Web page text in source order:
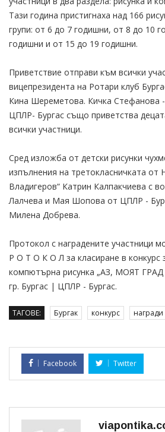
Тази година пристигнаха над 166
групи: от 6 до 7 годишни, от 8 до 10
годишни и от 15 до 19 годишни.
Приветствие отправи към всички
вицепрезидента на Ротари клуб
Кина Шереметова. Кичка Стефанова -
ЦПЛР- Бургас също приветства
всички участници.
Сред изложба от детски рисунки
изпълнения на третокласничката
Владигеров“ Катрин Калпакчиева с
Лалчева и Мая Шопова от ЦПЛР -
Милена Добрева.
Протокол с наградените участници
Р О Т О К О Л за класиране в конкурс
компютърна рисунка „АЗ, МОЯТ
гр. Бургас | ЦПЛР - Бургас.
ТАГОВЕ: Бургак конкурс награди
Facebook Twitter